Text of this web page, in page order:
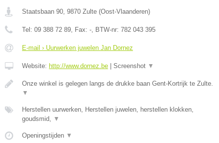
Staatsbaan 90, 9870 Zulte (Oost-Vlaanderen)
Tel: 09 388 72 89, Fax: -, BTW-nr: 782 043 395
E-mail › Uurwerken juwelen Jan Dornez
Website: http://www.dornez.be Screenshot ▼
Onze winkel is gelegen langs de drukke baan Gent-Kortrijk te Zulte.
▼
Herstellen uurwerken, Herstellen juwelen, herstellen klokken,
goudsmid, ▼
Openingstijden ▼